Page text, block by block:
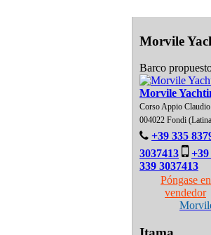
Morvile
Barco
Morvile
Corso Appio
004022 Fondi
+39 335
3037413
+39
339 3037413
Póngase
vendedor